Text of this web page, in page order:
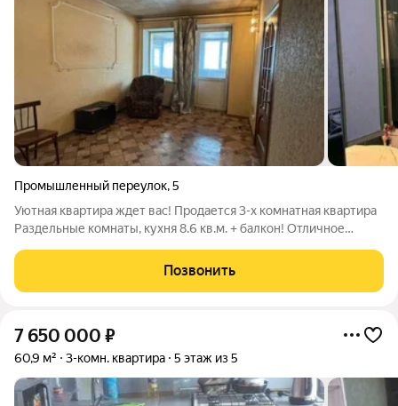
Промышленный переулок,5
Уютная квартира ждет вас! Продается 3-х комнатная квартира
Раздельные комнаты, кухня 8.6 кв.м. + балкон! Отличное
выдачи ozon и wildberies, почта россии, детский сад №38, СОШ
№46 и все это в паре
Позвонить
7 650 000 ₽
60,9 м² 3-комн. квартира 5 этаж из 5